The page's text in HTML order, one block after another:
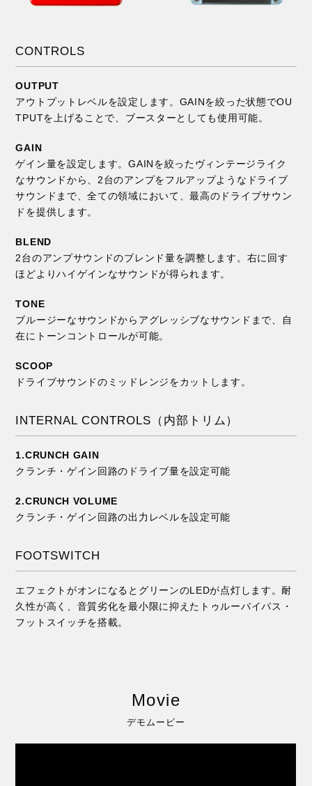
CONTROLS
OUTPUT
アウトプットレベルを設定します。GAINを絞った状態でOU
TPUTを上げることで、ブースターとしても使用可能。
GAIN
ゲイン量を設定します。GAINを絞ったヴィンテージライク
なサウンドから、2台のアンプをフルアップようなドライブ
サウンドまで、全ての領域において、最高のドライブサウン
ドを提供します。
BLEND
2台のアンプサウンドのブレンド量を調整します。右に回す
ほどよりハイゲインなサウンドが得られます。
TONE
ブルージーなサウンドからアグレッシブなサウンドまで、自
在にトーンコントロールが可能。
SCOOP
ドライブサウンドのミッドレンジをカットします。
INTERNAL CONTROLS（内部トリム）
1.CRUNCH GAIN
クランチ・ゲイン回路のドライブ量を設定可能
2.CRUNCH VOLUME
クランチ・ゲイン回路の出力レベルを設定可能
FOOTSWITCH
エフェクトがオンになるとグリーンのLEDが点灯します。耐
久性が高く、音質劣化を最小限に抑えたトゥルーバイパス・
フットスイッチを搭載。
Movie
デモムービー